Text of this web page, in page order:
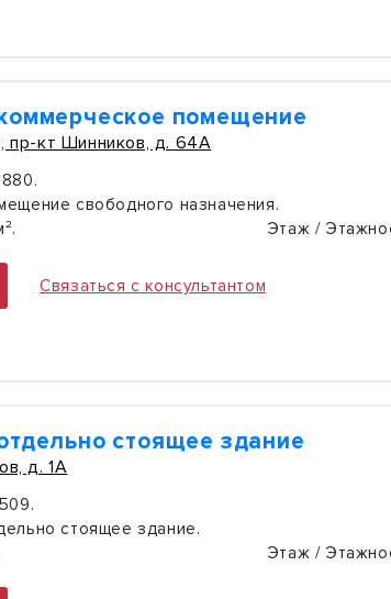
помещение
пр-кт Шинников, д. 64А
свободного назначения.
Этаж /
Связаться с консультантом
стоящее здание
д. 1А
стоящее здание.
Этаж /